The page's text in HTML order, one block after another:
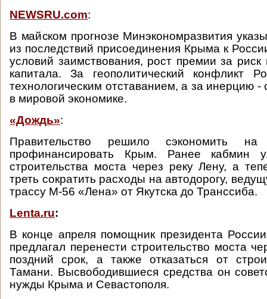
NEWSRU.com:
В майском прогнозе Минэкономразвития
из последствий присоединения Крыма к
условий заимствования, рост премии за риск
капитала. За геополитический конфликт
технологическим отставанием, а за инерцию
в мировой экономике.
«Дождь»:
Правительство решило сэкономить
профинансировать Крым. Ранее кабмин
строительства моста через реку Лену, а
треть сократить расходы на автодорогу,
трассу М-56 «Лена» от Якутска до Транссиба.
Lenta.ru:
В конце апреля помощник президента
предлагал перенести строительство моста
поздний срок, а также отказаться от
Тамани. Высвободившиеся средства он
нужды Крыма и Севастополя.